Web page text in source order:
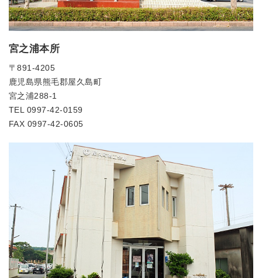
宮之浦本所
〒891-4205
鹿児島県熊毛郡屋久島町
宮之浦288-1
TEL 0997-42-0159
FAX 0997-42-0605